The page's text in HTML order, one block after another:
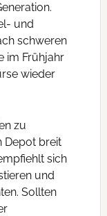
und
schweren
im Frühjahr
wieder
zu
Depot breit
sich
und
Sollten